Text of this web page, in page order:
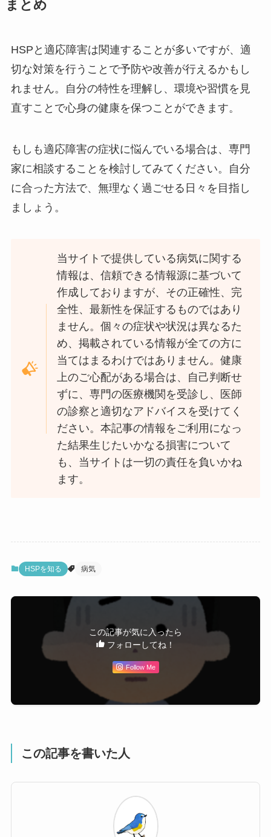
まとめ
HSPと適応障害は関連することが多いですが、適
切な対策を行うことで予防や改善が行えるかもし
れません。自分の特性を理解し、環境や習慣を見
直すことで心身の健康を保つことができます。
もしも適応障害の症状に悩んでいる場合は、専門
家に相談することを検討してみてください。自分
に合った方法で、無理なく過ごせる日々を目指し
ましょう。
当サイトで提供している病気に関する
情報は、信頼できる情報源に基づいて
作成しておりますが、その正確性、完
全性、最新性を保証するものではあり
ません。個々の症状や状況は異なるた
め、掲載されている情報が全ての方に
当てはまるわけではありません。健康
上のご心配がある場合は、自己判断せ
ずに、専門の医療機関を受診し、医師
の診察と適切なアドバイスを受けてく
ださい。本記事の情報をご利用になっ
た結果生じたいかなる損害について
も、当サイトは一切の責任を負いかね
ます。
HSPを知る 病気
この記事が気に入ったら
フォローしてね！
Follow Me
この記事を書いた人